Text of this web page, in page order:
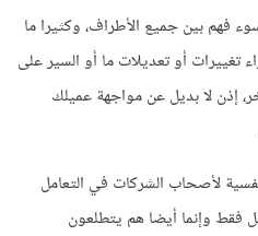
فهم بين جميع الأطراف، وكثيرا ما
تغييرات أو تعديلات ما أو السير على
إذن لا بديل عن مواجهة عميلك
لأصحاب الشركات في التعامل
فقط وإنما أيضا هم يتطلعون